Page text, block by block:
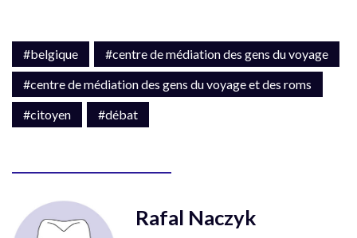
#belgique
#centre de médiation des gens du voyage
#centre de médiation des gens du voyage et des roms
#citoyen
#débat
Rafal Naczyk